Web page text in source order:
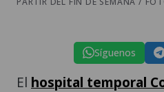
Síguenos
El hospital temporal